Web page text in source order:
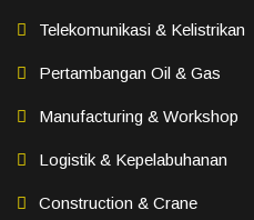
Telekomunikasi & Kelistrikan
Pertambangan Oil & Gas
Manufacturing & Workshop
Logistik & Kepelabuhanan
Construction & Crane